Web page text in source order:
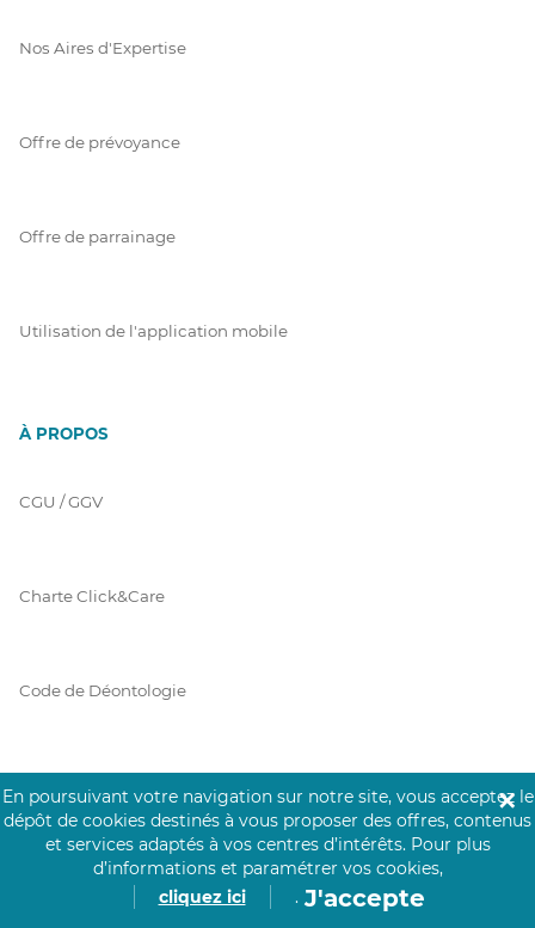
Nos Aires d'Expertise
Offre de prévoyance
Offre de parrainage
Utilisation de l'application mobile
À PROPOS
CGU / GGV
Charte Click&Care
Code de Déontologie
Prérequis Click&Care
En poursuivant votre navigation sur notre site, vous acceptez le
dépôt de cookies destinés à vous proposer des offres, contenus
et services adaptés à vos centres d’intérêts. Pour plus
d’informations et paramétrer vos cookies,
cliquez ici
. J'accepte
✕